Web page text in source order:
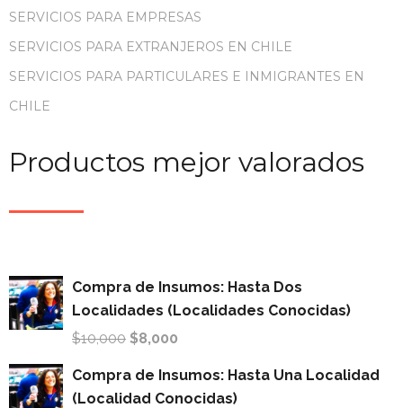
SERVICIOS PARA EMPRESAS
SERVICIOS PARA EXTRANJEROS EN CHILE
SERVICIOS PARA PARTICULARES E INMIGRANTES EN
CHILE
Productos mejor valorados
Compra de Insumos: Hasta Dos
Localidades (Localidades Conocidas)
$10,000 $8,000
Compra de Insumos: Hasta Una Localidad
(Localidad Conocidas)